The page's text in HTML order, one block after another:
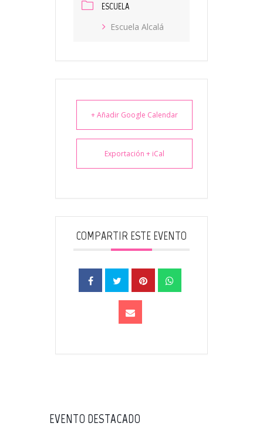
ESCUELA
Escuela Alcalá
+ Añadir Google Calendar
Exportación + iCal
COMPARTIR ESTE EVENTO
EVENTO DESTACADO